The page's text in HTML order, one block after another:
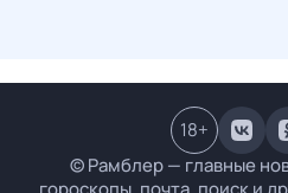
© Рамблер — главные
18+